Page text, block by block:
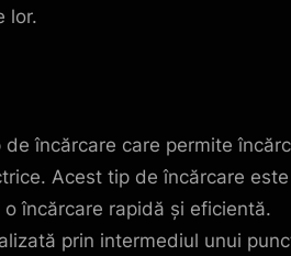
lor.
încărcare care permite
Acest tip de încărcare
încărcare rapidă și eficientă.
prin intermediul unui